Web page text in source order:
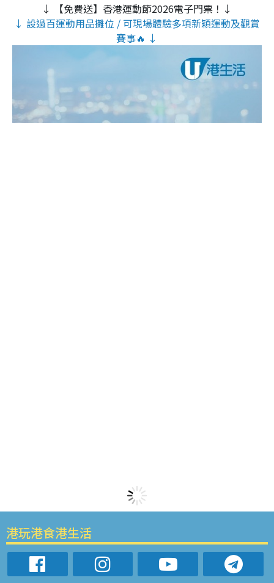
↓ 【免費送】香港運動節2026電子門票！↓
↓ 設過百運動用品攤位 / 可現場體驗多項新穎運動及觀賞
賽事🔥 ↓
港玩港食港生活